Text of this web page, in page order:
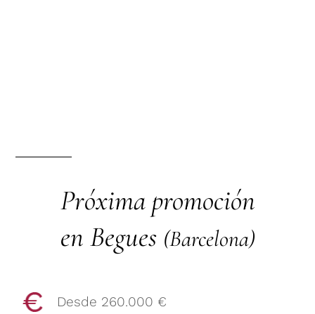
Próxima promoción
en Begues (Barcelona)
Desde 260.000 €